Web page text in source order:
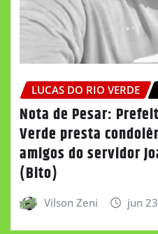
LUCAS DO RIO VERDE
Nota de Pesar:
Verde presta
amigos do servidor
(Bito)
Vilson Zeni jun